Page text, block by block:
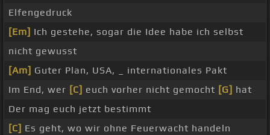
Elfengedruck
[Em] Ich gestehe, sogar die Idee habe ich selbst
nicht gewusst
[Am] Guter Plan, USA, _ internationales Pakt
Im End, wer [C] euch vorher nicht gemocht [G] hat
Der mag euch jetzt bestimmt
[C] Es geht, wo wir ohne Feuerwacht handeln